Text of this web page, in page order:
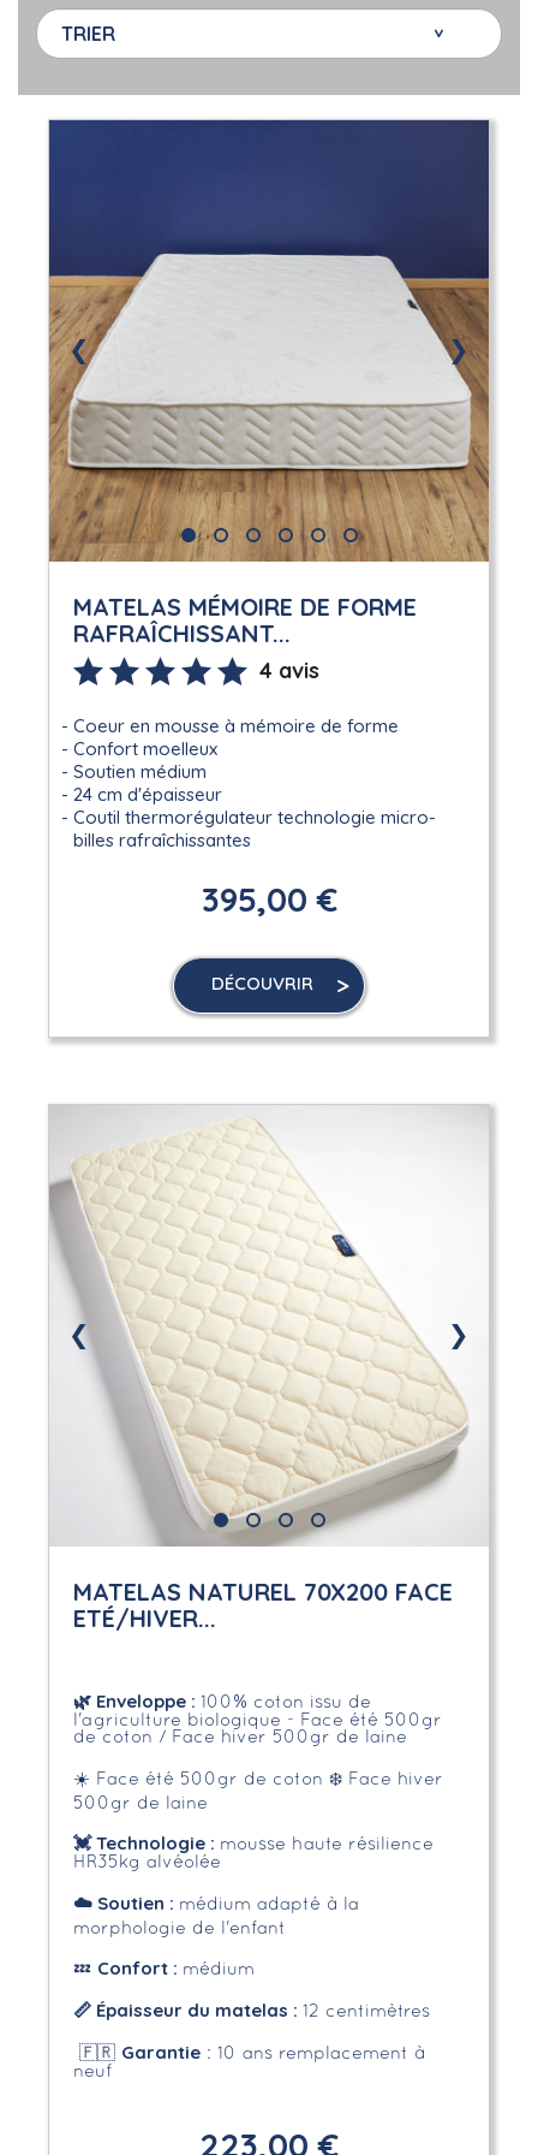
TRIER
❮ ❯
MATELAS MÉMOIRE DE FORME
RAFRAÎCHISSANT...
4 avis
Coeur en mousse à mémoire de forme
Confort moelleux
Soutien médium
24 cm d'épaisseur
Coutil thermorégulateur technologie micro-
billes rafraîchissantes
395,00 €
DÉCOUVRIR
❮ ❯
MATELAS NATUREL 70X200 FACE
ETÉ/HIVER...
🌿Enveloppe: 100% coton issu de
l'agriculture biologique - Face été 500gr
de coton / Face hiver 500gr de laine
☀️ Face été 500gr de coton ❄️ Face hiver
500gr de laine
💓 Technologie : mousse haute résilience
HR35kg alvéolée
☁️Soutien : médium adapté à la
morphologie de l'enfant
💤 Confort : médium
📏 Épaisseur du matelas : 12 centimètres
🇫🇷 Garantie: 10 ans remplacement à
neuf
223,00 €